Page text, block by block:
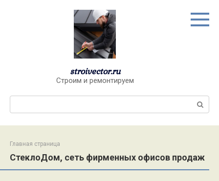
stroivector.ru
Строим и ремонтируем
Главная страница
СтеклоДом, сеть фирменных офисов продаж